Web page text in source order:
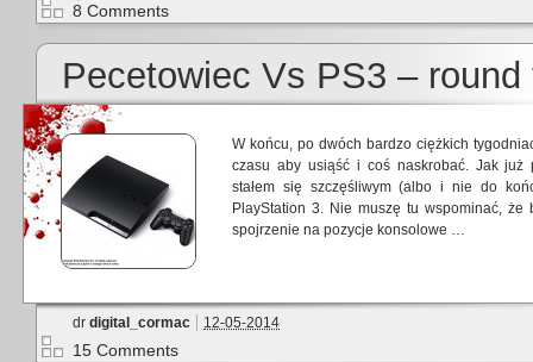
8 Comments
Pecetowiec Vs PS3 – round
W końcu, po dwóch bardzo ciężkich
czasu aby usiąść i coś naskrobać. Jak już
stałem się szczęśliwym (albo i nie do
PlayStation 3. Nie muszę tu wspominać,
spojrzenie na pozycje konsolowe …
dr digital_cormac 12-05-2014
15 Comments